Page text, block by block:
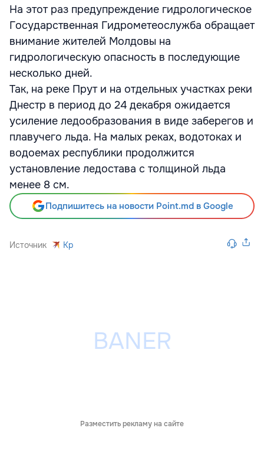
На этот раз предупреждение гидрологическое
Государственная Гидрометеослужба обращает
внимание жителей Молдовы на
гидрологическую опасность в последующие
несколько дней.
Так, на реке Прут и на отдельных участках реки
Днестр в период до 24 декабря ожидается
усиление ледообразования в виде заберегов и
плавучего льда. На малых реках, водотоках и
водоемах республики продолжится
установление ледостава с толщиной льда
менее 8 см.
Подпишитесь на новости Point.md в Google
Источник Kp
Разместить рекламу на сайте